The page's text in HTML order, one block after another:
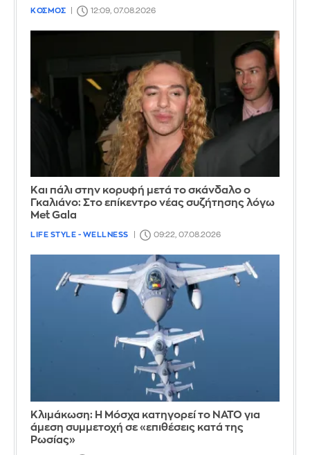
ΚΟΣΜΟΣ 12:09, 07.08.2026
Και πάλι στην κορυφή μετά το σκάνδαλο ο
Γκαλιάνο: Στο επίκεντρο νέας συζήτησης λόγω
Met Gala
LIFE STYLE - WELLNESS 09:22, 07.08.2026
Κλιμάκωση: Η Μόσχα κατηγορεί το ΝΑΤΟ για
άμεση συμμετοχή σε «επιθέσεις κατά της
Ρωσίας»